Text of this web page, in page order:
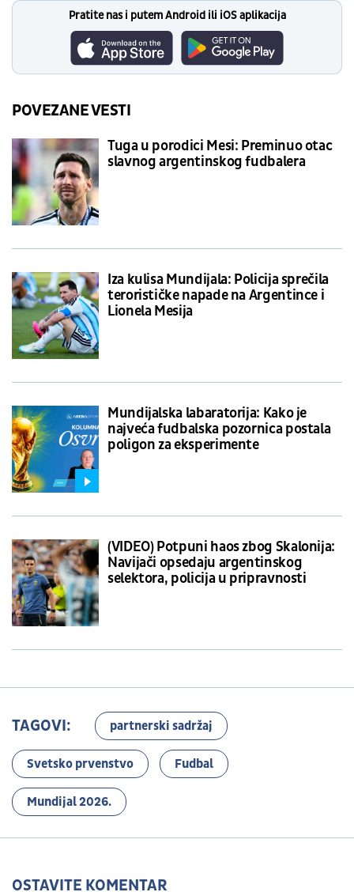
Pratite nas i putem Android ili iOS aplikacija
POVEZANE VESTI
Tuga u porodici Mesi: Preminuo otac
slavnog argentinskog fudbalera
Iza kulisa Mundijala: Policija sprečila
terorističke napade na Argentince i
Lionela Mesija
Mundijalska labaratorija: Kako je
najveća fudbalska pozornica postala
poligon za eksperimente
(VIDEO) Potpuni haos zbog Skalonija:
Navijači opsedaju argentinskog
selektora, policija u pripravnosti
TAGOVI: partnerski sadržaj
Svetsko prvenstvo Fudbal
Mundijal 2026.
OSTAVITE KOMENTAR